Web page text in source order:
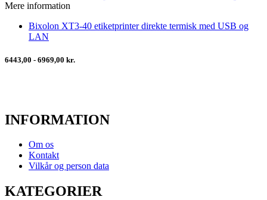
Mere information
Bixolon XT3-40 etiketprinter direkte termisk med USB og
LAN
6443,00 - 6969,00 kr.
INFORMATION
Om os
Kontakt
Vilkår og person data
KATEGORIER